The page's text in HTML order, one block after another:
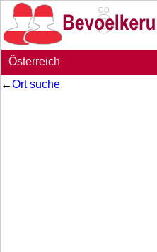
Österreich
←Ort suche